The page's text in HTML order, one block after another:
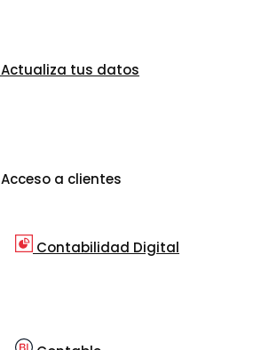
Actualiza tus datos
Acceso a clientes
Contabilidad Digital